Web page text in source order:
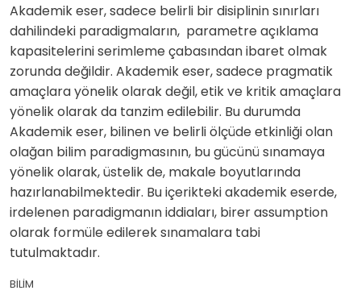
Akademik eser, sadece belirli bir disiplinin sınırları
dahilindeki paradigmaların, parametre açıklama
kapasitelerini serimleme çabasından ibaret olmak
zorunda değildir. Akademik eser, sadece pragmatik
amaçlara yönelik olarak değil, etik ve kritik amaçlara
yönelik olarak da tanzim edilebilir. Bu durumda
Akademik eser, bilinen ve belirli ölçüde etkinliği olan
olağan bilim paradigmasının, bu gücünü sınamaya
yönelik olarak, üstelik de, makale boyutlarında
hazırlanabilmektedir. Bu içerikteki akademik eserde,
irdelenen paradigmanın iddiaları, birer assumption
olarak formüle edilerek sınamalara tabi
tutulmaktadır.
BİLİM